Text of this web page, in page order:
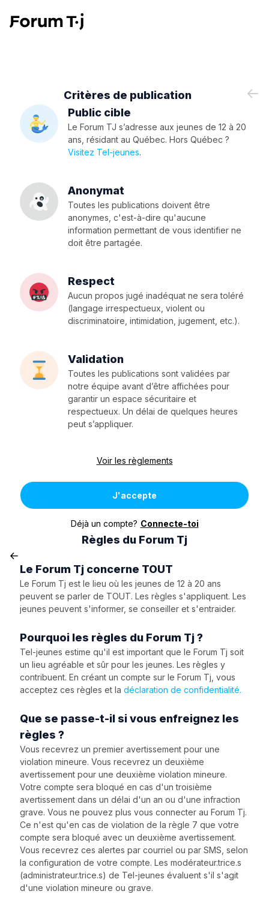
Critères de publication
Public cible
Le Forum TJ s’adresse aux jeunes de 12 à 20
ans, résidant au Québec. Hors Québec ?
Visitez Tel-jeunes.
Anonymat
Toutes les publications doivent être
anonymes, c'est-à-dire qu'aucune
information permettant de vous identifier ne
doit être partagée.
Respect
Aucun propos jugé inadéquat ne sera toléré
(langage irrespectueux, violent ou
discriminatoire, intimidation, jugement, etc.).
Validation
Toutes les publications sont validées par
notre équipe avant d’être affichées pour
garantir un espace sécuritaire et
respectueux. Un délai de quelques heures
peut s’appliquer.
Voir les règlements
J'accepte
Déjà un compte? Connecte-toi
Règles du Forum Tj
Le Forum Tj concerne TOUT
Le Forum Tj est le lieu où les jeunes de 12 à 20 ans
peuvent se parler de TOUT. Les règles s'appliquent. Les
jeunes peuvent s'informer, se conseiller et s'entraider.
Pourquoi les règles du Forum Tj ?
Tel-jeunes estime qu'il est important que le Forum Tj soit
un lieu agréable et sûr pour les jeunes. Les règles y
contribuent. En créant un compte sur le Forum Tj, vous
acceptez ces règles et la déclaration de confidentialité.
Que se passe-t-il si vous enfreignez les
règles ?
Vous recevrez un premier avertissement pour une
violation mineure. Vous recevrez un deuxième
avertissement pour une deuxième violation mineure.
Votre compte sera bloqué en cas d'un troisième
avertissement dans un délai d'un an ou d'une infraction
grave. Vous ne pouvez plus vous connecter au Forum Tj.
Ce n'est qu'en cas de violation de la règle 7 que votre
compte sera bloqué avec un deuxième avertissement.
Vous recevrez ces alertes par courriel ou par SMS, selon
la configuration de votre compte. Les modérateur.trice.s
(administrateur.trice.s) de Tel-jeunes évaluent s'il s'agit
d'une violation mineure ou grave.